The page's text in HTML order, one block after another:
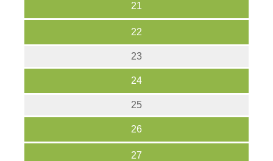
21
22
23
24
25
26
27